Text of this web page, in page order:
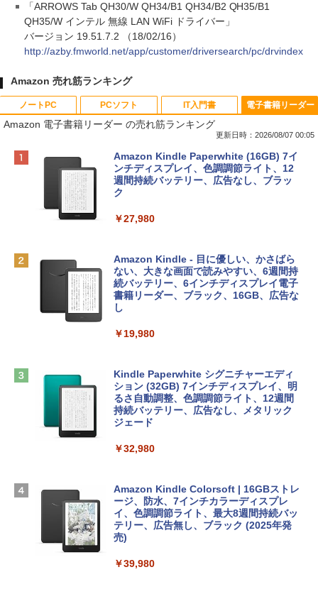
「ARROWS Tab QH30/W QH34/B1 QH34/B2 QH35/B1
QH35/W インテル 無線 LAN WiFi ドライバー」
バージョン 19.51.7.2 （18/02/16）
http://azby.fmworld.net/app/customer/driversearch/pc/drvindex
Amazon 売れ筋ランキング
ノートPC
Apple 2026 MacBook Neo A18 Proチッ
プ搭載13インチノートブック：AIとAppl
e Intelligence、Liquid Retinaディスプ
レイ、8GBメモリ、512GB SSD、1080p
ィゴ + 3年延長 AppleCare+ for 13インチ
￥162,598
tomtoc 360°保護 15.6 16インチ パソコ
ンケース Dell NEC Lavie ASUS HP dyna
Apple 2026 MacBook Air M5チップ搭載
13インチノートブック：AIとApple Intell
igence、13.6インチLiquid Retinaディ
スプレイ、24GBユニファイドメモリ、1
ラ、Touch ID - ミッドナイト + 3年延長
￥347,600
【Amazon.co.jp限定】 HP ノートパソコ
SSD インテル Core 5
PCソフト
Robloxギフトカード - 800 Robux 【限
定バーチャルアイテムを含む】 【オンラ
インゲームコード】 ロブロックス | オン
ラインコード版
￥1,300
Robloxギフトカード - 2,000 Robux 【限
定バーチャルアイテムを含む】 【オンラ
インゲームコード】 ロブロックス | オン
ラインコード版
4(最新 永続版)|オンラインコード版|Wind
ows11、10/mac対応|PC2台
￥39,582
Robloxギフトカード - 1000 Robux 【限
ラインコード版
￥1,600
版)|オンラインコード版|Windows11、1
IT入門書
生成AIパスポート公式テキスト 第４版
￥1,766
出す プロンプトの言葉 AI画像生成シリー
ズ (はぴーイラストLabo)
￥480
ClaudeCode いちばんやさしい 教科書:
にもKindle出版にも！ 非エンジニアのた
めのAIコーディング入門シリーズ
￥99
FM TOWNS ハイパー・カタログ: 本体ハ
￥1,600
1冊ですべて身につくHTML & CSSとWe
電子書籍リーダー
Amazon 電子書籍リーダー の売れ筋ランキング
更新日時：2026/08/07 00:05
Amazon Kindle Paperwhite (16GB) 7イ
ンチディスプレイ、色調調節ライト、12
週間持続バッテリー、広告なし、ブラッ
ク
￥27,980
Amazon Kindle - 目に優しい、かさばら
ない、大きな画面で読みやすい、6週間持
続バッテリー、6インチディスプレイ電子
書籍リーダー、ブラック、16GB、広告な
し
￥19,980
Kindle Paperwhite シグニチャーエディ
ション (32GB) 7インチディスプレイ、明
るさ自動調整、色調調節ライト、12週間
持続バッテリー、広告なし、メタリック
ジェード
￥32,980
Amazon Kindle Colorsoft | 16GBストレ
ージ、防水、7インチカラーディスプレ
イ、色調調節ライト、最大8週間持続バッ
テリー、広告無し、ブラック (2025年発
売)
￥39,980